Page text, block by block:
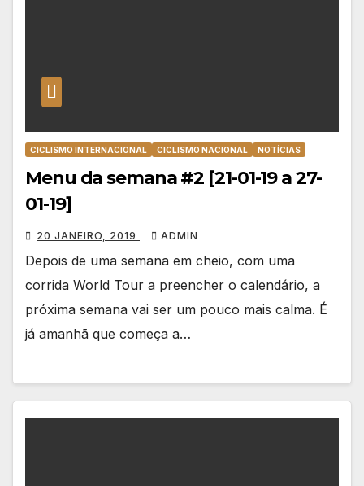
CICLISMO INTERNACIONAL CICLISMO NACIONAL NOTÍCIAS
Menu da semana #2 [21-01-19 a 27-
01-19]
20 JANEIRO, 2019 ADMIN
Depois de uma semana em cheio, com uma
corrida World Tour a preencher o calendário, a
próxima semana vai ser um pouco mais calma. É
já amanhã que começa a…